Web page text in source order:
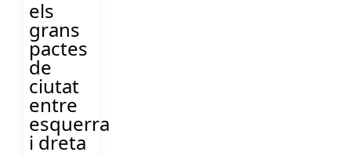
els
grans
pactes
de
ciutat
entre
esquerra
i dreta